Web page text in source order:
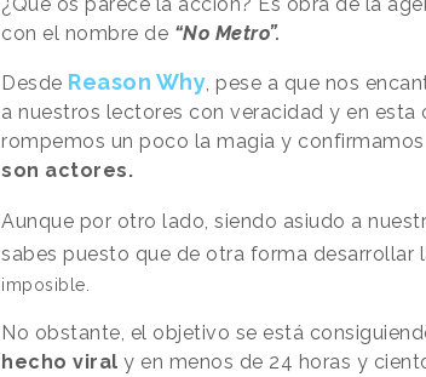
con el nombre de “No Metro”.
Desde Reason Why , pese a que nos
a nuestros lectores con veracidad y en esta
rompemos un poco la magia y
son actores.
Aunque por otro lado, siendo asiudo a
sabes puesto que de otra forma desarrollar
imposible.
No obstante, el objetivo se está
hecho viral y en menos de 24 horas y